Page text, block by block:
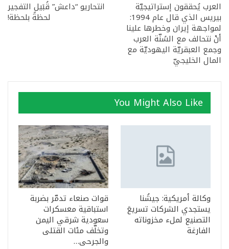
العرب يُحققون إستراتيجيّة
بيريس الذي قال عام 1994:
لمواجهة إيران وخطرها علينا
أنْ نتحالف مع السُنّة العرب
وجمع العبقريّة اليهوديّة مع
المال الخليجيّ
انتحاريو “داعش” قُبَيل التفجير
لحظةً بلحظة!
You Might Also Like
وكالة أمريكية: جيشُنا
يستجدي الشركات تسريعَ
التصنيع لملء مخزوناته
الفارغة
قوات صنعاء تدمّر بضربة
استباقية معسكرات
سعودية شرقي اليمن
وتخلّف مئات القتلى
والجرحى…